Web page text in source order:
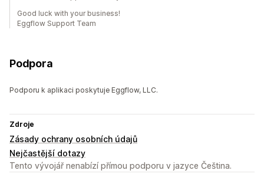
Good luck with your business!
Eggflow Support Team
Podpora
Podporu k aplikaci poskytuje Eggflow, LLC.
Zdroje
Zásady ochrany osobních údajů
Nejčastější dotazy
Tento vývojář nenabízí přímou podporu v jazyce Čeština.